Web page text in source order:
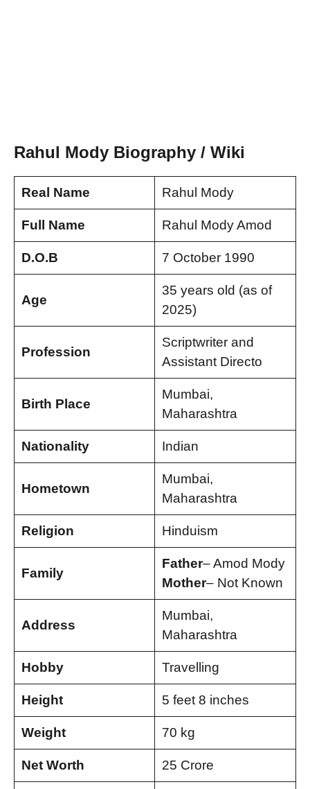
Rahul Mody Biography / Wiki
Real Name Rahul Mody
Full Name Rahul Mody Amod
D.O.B 7 October 1990
Age
35 years old (as of
2025)
Profession
Scriptwriter and
Assistant Directo
Birth Place
Mumbai,
Maharashtra
Nationality Indian
Hometown
Mumbai,
Maharashtra
Religion Hinduism
Family
Father– Amod Mody
Mother– Not Known
Address
Mumbai,
Maharashtra
Hobby Travelling
Height 5 feet 8 inches
Weight 70 kg
Net Worth 25 Crore